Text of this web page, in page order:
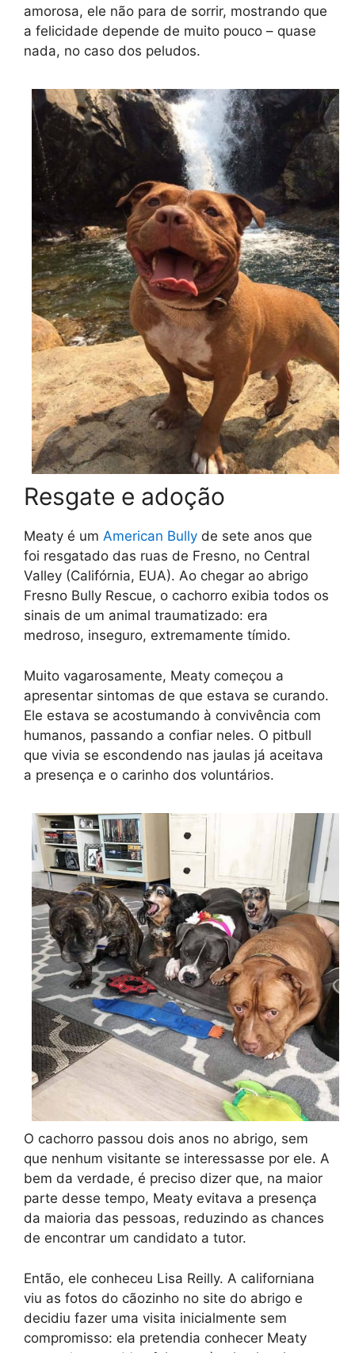
amorosa, ele não para de sorrir, mostrando que
a felicidade depende de muito pouco – quase
nada, no caso dos peludos.
Resgate e adoção
Meaty é um American Bully de sete anos que
foi resgatado das ruas de Fresno, no Central
Valley (Califórnia, EUA). Ao chegar ao abrigo
Fresno Bully Rescue, o cachorro exibia todos os
sinais de um animal traumatizado: era
medroso, inseguro, extremamente tímido.
Muito vagarosamente, Meaty começou a
apresentar sintomas de que estava se curando.
Ele estava se acostumando à convivência com
humanos, passando a confiar neles. O pitbull
que vivia se escondendo nas jaulas já aceitava
a presença e o carinho dos voluntários.
O cachorro passou dois anos no abrigo, sem
que nenhum visitante se interessasse por ele. A
bem da verdade, é preciso dizer que, na maior
parte desse tempo, Meaty evitava a presença
da maioria das pessoas, reduzindo as chances
de encontrar um candidato a tutor.
Então, ele conheceu Lisa Reilly. A californiana
viu as fotos do cãozinho no site do abrigo e
decidiu fazer uma visita inicialmente sem
compromisso: ela pretendia conhecer Meaty